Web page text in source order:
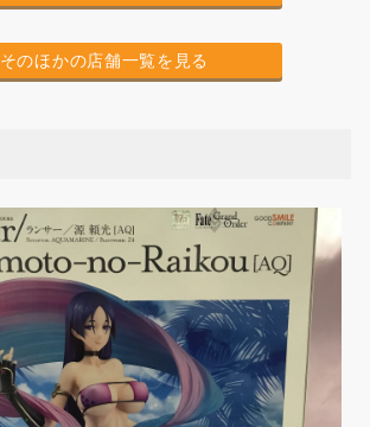
そのほかの店舗一覧を見る